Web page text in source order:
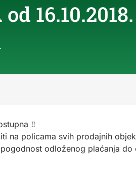
16.10.2018.
‼
na policama svih prodajnih
odloženog plaćanja do